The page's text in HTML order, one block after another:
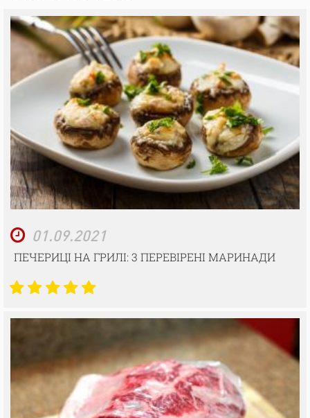
01.09.2021
ПЕЧЕРИЦІ НА ГРИЛІ: 3 ПЕРЕВІРЕНІ МАРИНАДИ